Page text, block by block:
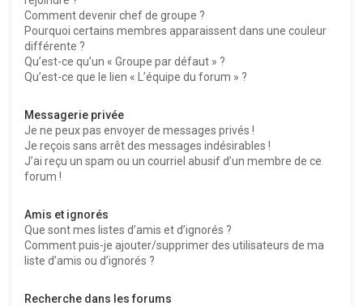
Comment devenir chef de groupe ?
Pourquoi certains membres apparaissent dans une couleur
différente ?
Qu’est-ce qu’un « Groupe par défaut » ?
Qu’est-ce que le lien « L’équipe du forum » ?
Messagerie privée
Je ne peux pas envoyer de messages privés !
Je reçois sans arrêt des messages indésirables !
J’ai reçu un spam ou un courriel abusif d’un membre de ce
forum !
Amis et ignorés
Que sont mes listes d’amis et d’ignorés ?
Comment puis-je ajouter/supprimer des utilisateurs de ma
liste d’amis ou d’ignorés ?
Recherche dans les forums